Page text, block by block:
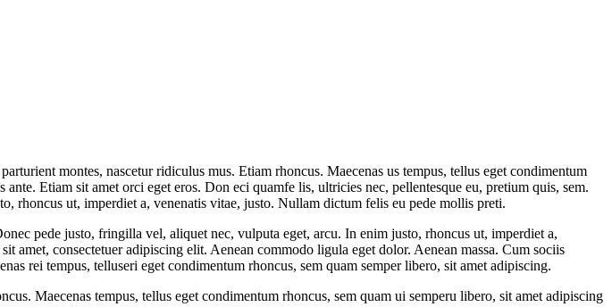
montes, nascetur ridiculus mus. Etiam rhoncus. Maecenas us tempus, tellus eget condimentum
Etiam sit amet orci eget eros. Don eci quamfe lis, ultricies nec, pellentesque eu, pretium quis, sem.
rhoncus ut, imperdiet a, venenatis vitae, justo. Nullam dictum felis eu pede mollis preti.
pede justo, fringilla vel, aliquet nec, vulputa eget, arcu. In enim justo, rhoncus ut, imperdiet a,
consectetuer adipiscing elit. Aenean commodo ligula eget dolor. Aenean massa. Cum sociis
rei tempus, telluseri eget condimentum rhoncus, sem quam semper libero, sit amet adipiscing.
Maecenas tempus, tellus eget condimentum rhoncus, sem quam ui semperu libero, sit amet adipiscing